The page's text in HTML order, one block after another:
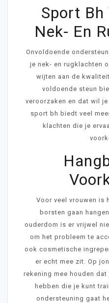
Sport
Nek- En
Onvoldoende
je nek- en rugklachten
wijten aan de
voldoende steun
veroorzaken en dat wil
sport bh biedt veel
klachten die je
Voor veel vrouwen is
borsten gaan
ouderdom is er vrijwel
om het probleem te
ook cosmetische
er echt mee zit. Op
rekening mee houden
hebben die je kunt
ondersteuning gaat